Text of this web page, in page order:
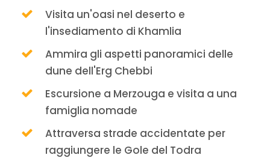
Visita un'oasi nel deserto e
l'insediamento di Khamlia
Ammira gli aspetti panoramici delle
dune dell'Erg Chebbi
Escursione a Merzouga e visita a una
famiglia nomade
Attraversa strade accidentate per
raggiungere le Gole del Todra